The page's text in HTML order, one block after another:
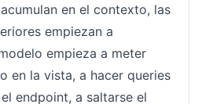
en el contexto, las
empiezan a
empieza a meter
en la vista, a hacer queries
endpoint, a saltarse el